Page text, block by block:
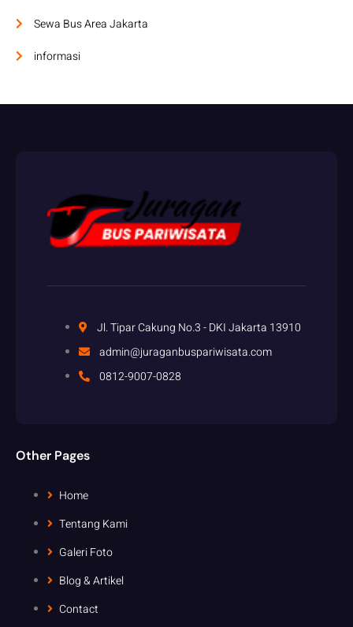
Sewa Bus Area Jakarta
informasi
Jl. Tipar Cakung No.3 - DKI Jakarta 13910
admin@juraganbuspariwisata.com
0812-9007-0828
Other Pages
Home
Tentang Kami
Galeri Foto
Blog & Artikel
Contact